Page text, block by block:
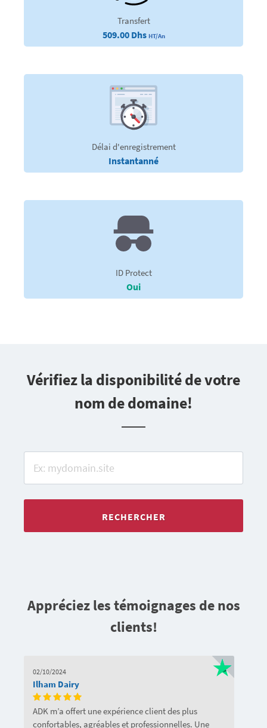
Transfert
509.00 Dhs HT/An
Délai d'enregistrement
Instantanné
ID Protect
Oui
Vérifiez la disponibilité de votre
nom de domaine!
RECHERCHER
Appréciez les témoignages de nos
clients!
02/10/2024
Ilham Dairy
ADK m’a offert une expérience client des plus
confortables, agréables et professionnelles. Une